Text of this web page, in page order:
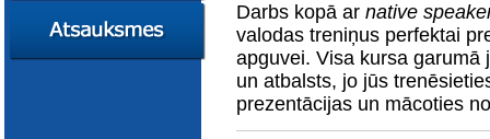
Darbs kopā ar native
valodas treniņus perfektai
apguvei. Visa kursa garumā
un atbalsts, jo jūs
prezentācijas un mācoties